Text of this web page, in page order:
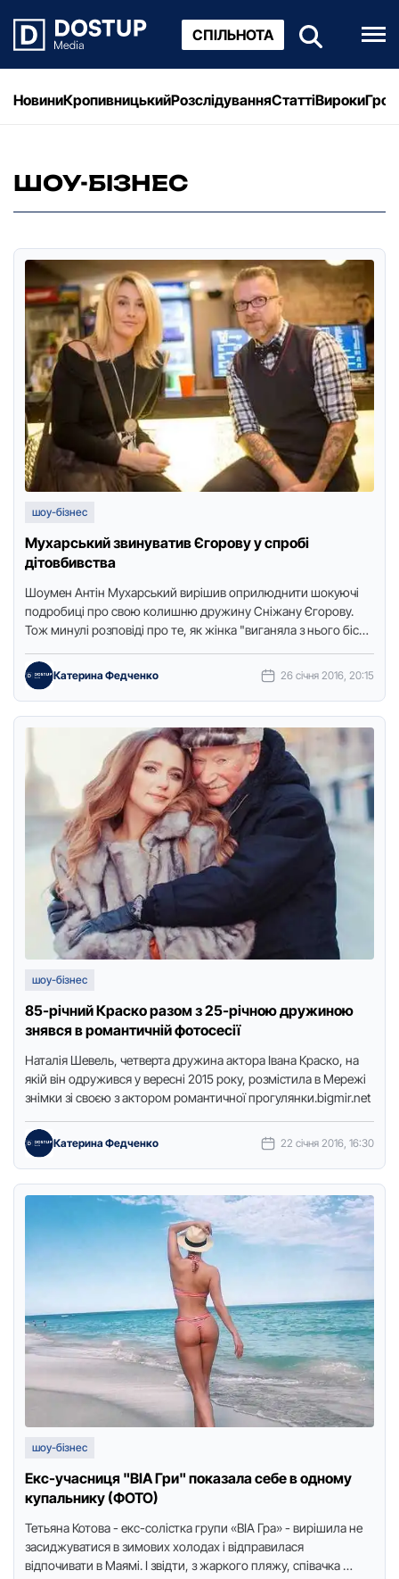
СПІЛЬНОТА
НовиниКропивницькийРозслідуванняСтаттіВироки
ШОУ-БІЗНЕС
шоу-бізнес
Мухарський звинуватив Єгорову у спробі
дітовбивства
Шоумен Антін Мухарський вирішив оприлюднити шокуючі
подробиці про свою колишню дружину Сніжану Єгорову.
Тож минулі розповіді про те, як жінка "виганяла з нього біса",
Катерина Федченко 26 січня 2016, 20:15
шоу-бізнес
85-річний Краско разом з 25-річною дружиною
знявся в романтичній фотосесії
Наталія Шевель, четверта дружина актора Івана Краско, на
якій він одружився у вересні 2015 року, розмістила в Мережі
знімки зі своєю з актором романтичної прогулянки.bigmir.net
Катерина Федченко 22 січня 2016, 16:30
шоу-бізнес
Екс-учасниця "ВІА Гри" показала себе в одному
купальнику (ФОТО)
Тетьяна Котова - екс-солістка групи «ВІА Гра» - вирішила не
засиджуватися в зимових холодах і відправилася
відпочивати в Маямі. І звідти, з жаркого пляжу, співачка …